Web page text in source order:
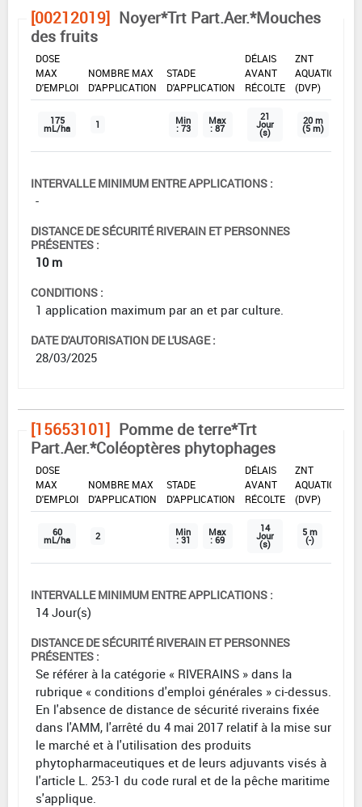
[00212019] Noyer*Trt Part.Aer.*Mouches
des fruits
DOSE
MAX
D'EMPLOI
NOMBRE MAX
D'APPLICATION
STADE
D'APPLICATION
DÉLAIS
AVANT
RÉCOLTE
ZNT
AQUATIQUE
(DVP)
175
mL/ha 1 Min
: 73
Max
: 87
21
Jour
(s)
20 m
(5 m)
INTERVALLE MINIMUM ENTRE APPLICATIONS :
-
DISTANCE DE SÉCURITÉ RIVERAIN ET PERSONNES
PRÉSENTES :
10 m
CONDITIONS :
1 application maximum par an et par culture.
DATE D'AUTORISATION DE L'USAGE :
28/03/2025
[15653101] Pomme de terre*Trt
Part.Aer.*Coléoptères phytophages
DOSE
MAX
D'EMPLOI
NOMBRE MAX
D'APPLICATION
STADE
D'APPLICATION
DÉLAIS
AVANT
RÉCOLTE
ZNT
AQUATIQUE
(DVP)
60
mL/ha 2 Min
: 31
Max
: 69
14
Jour
(s)
5 m
(-)
INTERVALLE MINIMUM ENTRE APPLICATIONS :
14 Jour(s)
DISTANCE DE SÉCURITÉ RIVERAIN ET PERSONNES
PRÉSENTES :
Se référer à la catégorie « RIVERAINS » dans la
rubrique « conditions d'emploi générales » ci-dessus.
En l'absence de distance de sécurité riverains fixée
dans l'AMM, l'arrêté du 4 mai 2017 relatif à la mise sur
le marché et à l'utilisation des produits
phytopharmaceutiques et de leurs adjuvants visés à
l'article L. 253-1 du code rural et de la pêche maritime
s'applique.